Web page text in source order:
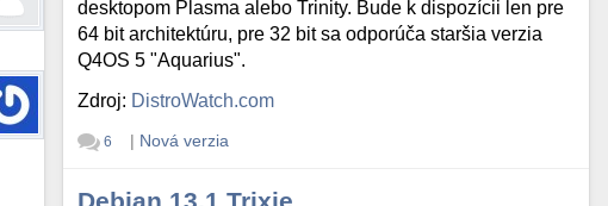
desktopom Plasma alebo Trinity. Bude k dispozícii len pre
64 bit architektúru, pre 32 bit sa odporúča staršia verzia
Q4OS 5 "Aquarius".
Zdroj: DistroWatch.com
6 | Nová verzia
Debian 13.1 Trixie